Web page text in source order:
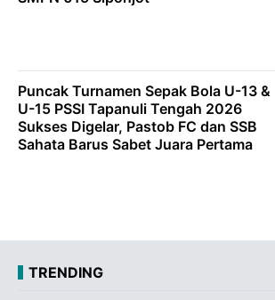
Puncak Turnamen Sepak Bola U-13 &
U-15 PSSI Tapanuli Tengah 2026
Sukses Digelar, Pastob FC dan SSB
Sahata Barus Sabet Juara Pertama
TRENDING